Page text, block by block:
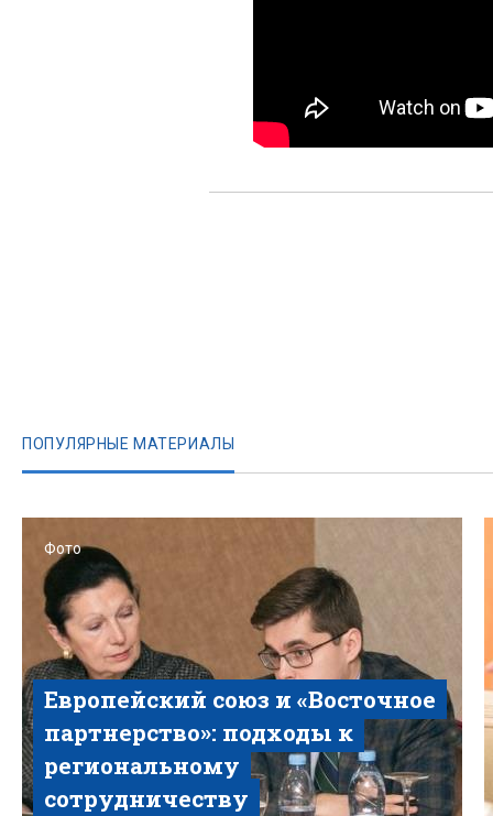
ПОПУЛЯРНЫЕ МАТЕРИАЛЫ
Фото
Европейский союз и «Восточное
партнерство»: подходы к
региональному
сотрудничеству